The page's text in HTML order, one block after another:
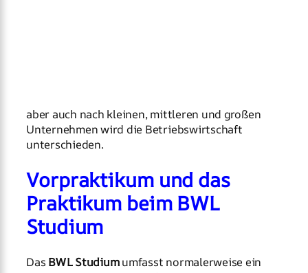
aber auch nach kleinen, mittleren und großen
Unternehmen wird die Betriebswirtschaft
unterschieden.
Vorpraktikum und das
Praktikum beim BWL
Studium
Das BWL Studiumumfasst normalerweise ein